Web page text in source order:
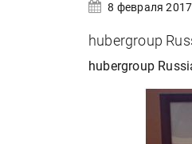
8 февраля 2017
hubergroup
hubergroup